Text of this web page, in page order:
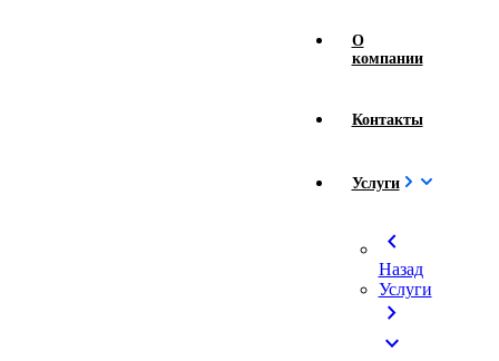
О
компании
Контакты
Услуги
chevron_left
Назад
Услуги
chevron_right
expand_more